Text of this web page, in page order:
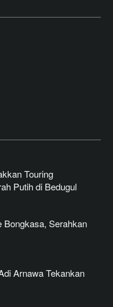
Touring
Putih di Bedugul
Bongkasa, Serahkan
Arnawa Tekankan